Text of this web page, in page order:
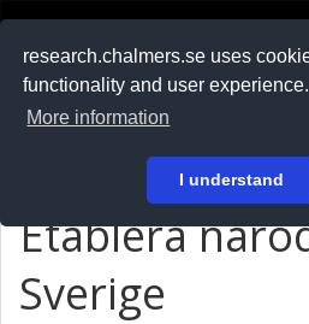
research.chalmers.se uses
functionality and user experience.
More information
I understand
På svenska
Etablera
Sverige